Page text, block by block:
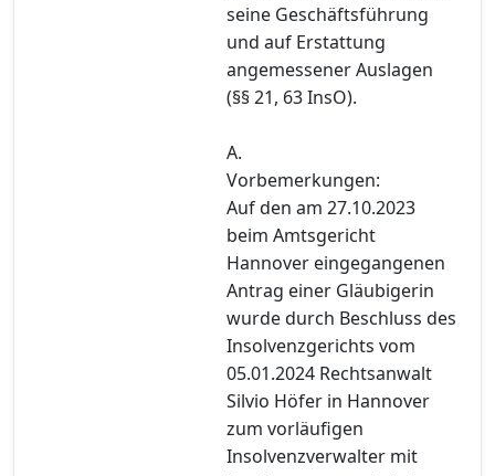
seine Geschäftsführung
und auf Erstattung
angemessener Auslagen
(§§ 21, 63 InsO).
A.
Vorbemerkungen:
Auf den am 27.10.2023
beim Amtsgericht
Hannover eingegangenen
Antrag einer Gläubigerin
wurde durch Beschluss des
Insolvenzgerichts vom
05.01.2024 Rechtsanwalt
Silvio Höfer in Hannover
zum vorläufigen
Insolvenzverwalter mit